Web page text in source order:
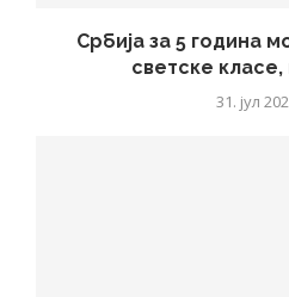
Србија за 5 година
светске класе,
31. јул